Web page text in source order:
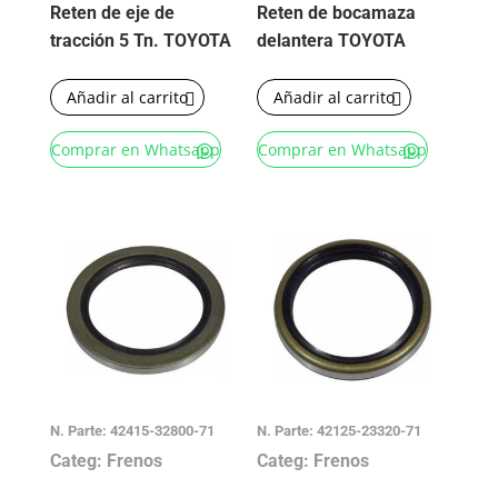
Reten de eje de
tracción 5 Tn. TOYOTA
Añadir al carrito
Comprar en Whatsapp
Reten de bocamaza
delantera TOYOTA
Añadir al carrito
Comprar en Whatsapp
N. Parte: 42415-32800-71
Categ: Frenos
N. Parte: 42125-23320-71
Categ: Frenos